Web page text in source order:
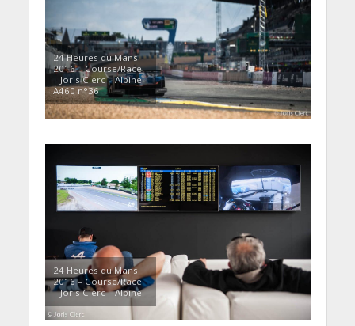
24 Heures du Mans
2016 – Course/Race
– Joris Clerc – Alpine
A460 n°36
24 Heures du Mans
2016 – Course/Race
– Joris Clerc – Alpine